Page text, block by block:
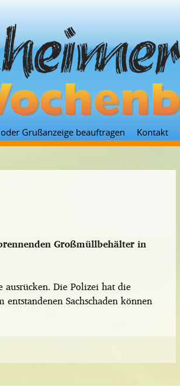
Zum
Inhalt
Grußanzeige beauftragen Kontakt
Großmüllbehälter in
ausrücken. Die Polizei hat die
Sachschaden können